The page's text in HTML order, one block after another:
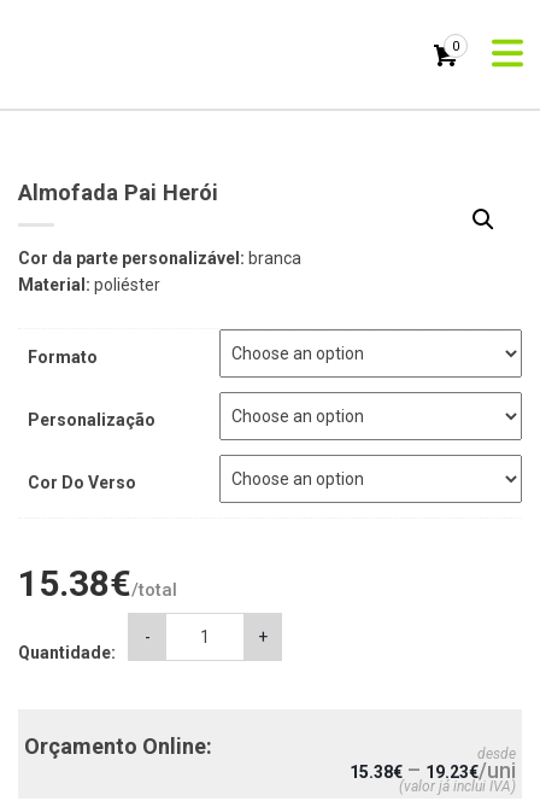
0
Almofada Pai Herói
Cor da parte personalizável: branca
Material: poliéster
Formato
Personalização
Cor Do Verso
15.38€/total
Quantidade:
-
Almofada
+
Orçamento Online: desde
15.38€ – 19.23€/uni
(valor já inclui IVA)